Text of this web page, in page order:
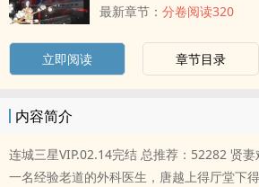
最新章节： 分卷阅读320
立即阅读 章节目录
内容简介
连城三星VIP.02.14完结 总推荐：52282 贤
一名经验老道的外科医生，唐越上得厅堂下